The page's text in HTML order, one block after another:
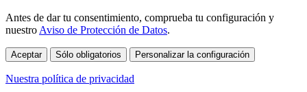
Antes de dar tu consentimiento, comprueba tu configuración y
nuestro Aviso de Protección de Datos.
Aceptar Sólo obligatorios Personalizar la configuración
Nuestra política de privacidad